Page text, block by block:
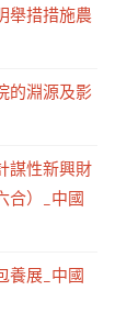
舉措措施農
的淵源及影
謀性新興財
合）_中國
養展_中國